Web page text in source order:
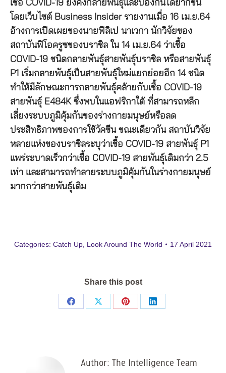
เชื้อ COVID-19 ยังคงกลายพันธุ์และป้องกันได้ยากขึ้น
โดยเว็บไซต์ Business Insider รายงานเมื่อ 16 เม.ย.64
อ้างการเปิดเผยของนายฟิลิเป นาเวกา นักวิจัยของ
สถาบันฟิโอครูซของบราซิล ใน 14 เม.ย.64 ว่าเชื้อ
COVID-19 ชนิดกลายพันธุ์สายพันธุ์บราซิล หรือสายพันธ์ุ
P1 เริ่มกลายพันธุ์เป็นสายพันธุ์ใหม่แยกย่อยอีก 14 ชนิด
ทำให้มีลักษณะการกลายพันธุ์คล้ายกับเชื้อ COVID-19
สายพันธ์ุ E484K ซึ่งพบในแอฟริกาใต้ ที่สามารถหลีก
เลี่ยงระบบภูมิคุ้มกันของร่างกายมนุษย์หรือลด
ประสิทธิภาพของการใช้วัคซีน ขณะเดียวกัน สถาบันวิจัย
หลายแห่งของบราซิลระบุว่าเชื้อ COVID-19 สายพันธ์ุ P1
แพร่ระบาดเร็วกว่าเชื้อ COVID-19 สายพันธุ์เดิมกว่า 2.5
เท่า และสามารถทำลายระบบภูมิคุ้มกันในร่างกายมนุษย์
มากกว่าสายพันธุ์เดิม
Categories: Catch Up Look Around The World 17 April 2021
Share this post
Share
Share
Share
Share
Author: The Intelligence Team